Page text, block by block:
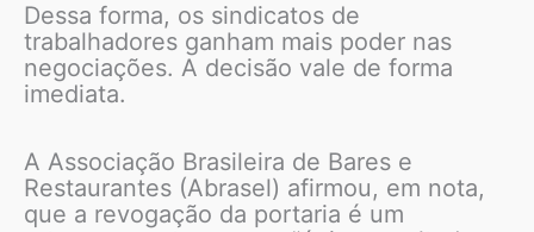
Dessa forma, os sindicatos de
trabalhadores ganham mais poder nas
negociações. A decisão vale de forma
imediata.
A Associação Brasileira de Bares e
Restaurantes (Abrasel) afirmou, em nota,
que a revogação da portaria é um